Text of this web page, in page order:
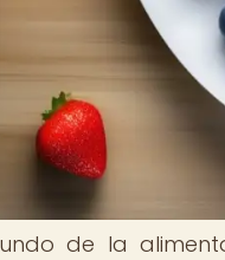
de la